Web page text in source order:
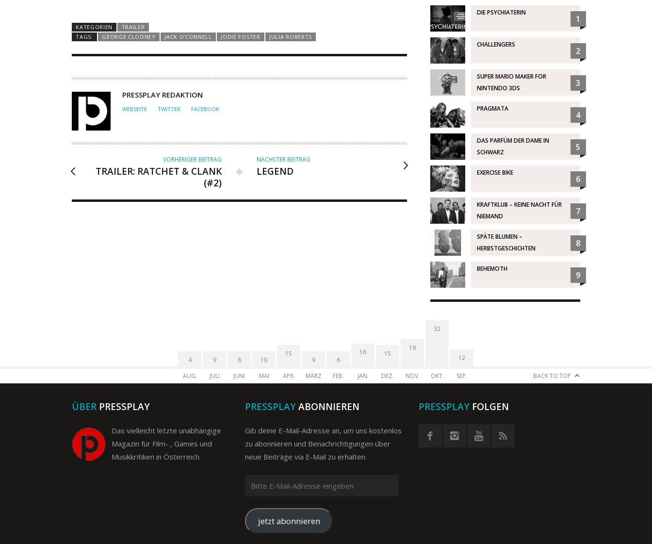
KATEGORIEN
TRAILER
TAGS:
GEORGE CLOONEY JACK O'CONNELL JODIE FOSTER JULIA ROBERTS
A
U
R
PRESSPLAY REDAKTION
WEBSEITE TWITTER FACEBOOK
VORHERIGER BEITRAG
TRAILER: RATCHET & CLANK
(#2)
NÄCHSTER BEITRAG
LEGEND
DIE PSYCHIATERIN
1
CHALLENGERS
2
SUPER MARIO MAKER FOR
NINTENDO 3DS
3
PRAGMATA
4
DAS PARFÜM DER DAME IN
SCHWARZ
5
EXERCISE BIKE
6
KRAFTKLUB – KEINE NACHT FÜR
NIEMAND
7
SPÄTE BLUMEN –
HERBSTGESCHICHTEN
8
BEHEMOTH
9
4
AUG.
9
JULI
8
JUNI
10
MAI
15
APR.
9
MÄRZ
6
FEB.
16
JAN.
15
DEZ.
19
NOV.
32
OKT.
12
SEP. BACK TO TOP
ÜBER PRESSPLAY
Das vielleicht letzte unabhängige
Magazin für Film- , Games und
Musikkritiken in Österreich.
PRESSPLAYABONNIEREN
Gib deine E-Mail-Adresse an, um uns kostenlos
zu abonnieren und Benachrichtigungen über
neue Beiträge via E-Mail zu erhalten.
Mail-
Adresse
eingeben
jetzt abonnieren
PRESSPLAYFOLGEN